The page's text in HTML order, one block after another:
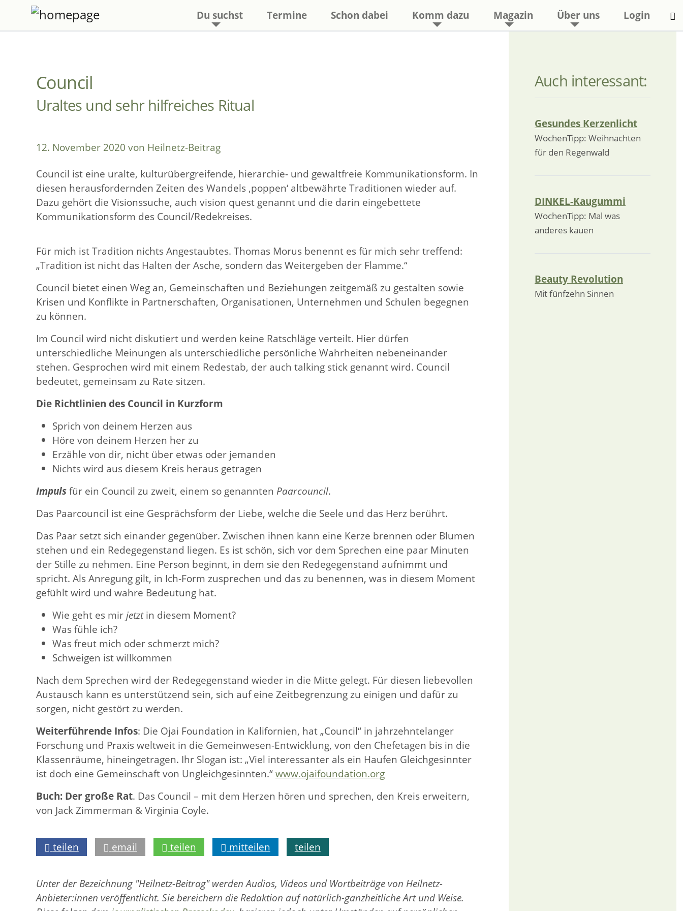
Du suchst Termine Schon dabei Komm dazu Magazin Über uns Login
Council
Uraltes und sehr hilfreiches Ritual
12. November 2020 von Heilnetz-Beitrag
Council ist eine uralte, kulturübergreifende, hierarchie- und gewaltfreie Kommunikationsform. In
diesen herausfordernden Zeiten des Wandels ‚poppen‘ altbewährte Traditionen wieder auf.
Dazu gehört die Visionssuche, auch vision quest genannt und die darin eingebettete
Kommunikationsform des Council/Redekreises.
Für mich ist Tradition nichts Angestaubtes. Thomas Morus benennt es für mich sehr treffend:
„Tradition ist nicht das Halten der Asche, sondern das Weitergeben der Flamme.“
Council bietet einen Weg an, Gemeinschaften und Beziehungen zeitgemäß zu gestalten sowie
Krisen und Konflikte in Partnerschaften, Organisationen, Unternehmen und Schulen begegnen
zu können.
Im Council wird nicht diskutiert und werden keine Ratschläge verteilt. Hier dürfen
unterschiedliche Meinungen als unterschiedliche persönliche Wahrheiten nebeneinander
stehen. Gesprochen wird mit einem Redestab, der auch talking stick genannt wird. Council
bedeutet, gemeinsam zu Rate sitzen.
Die Richtlinien des Council in Kurzform
Sprich von deinem Herzen aus
Höre von deinem Herzen her zu
Erzähle von dir, nicht über etwas oder jemanden
Nichts wird aus diesem Kreis heraus getragen
Impulsfür ein Council zu zweit, einem so genannten Paarcouncil.
Das Paarcouncil ist eine Gesprächsform der Liebe, welche die Seele und das Herz berührt.
Das Paar setzt sich einander gegenüber. Zwischen ihnen kann eine Kerze brennen oder Blumen
stehen und ein Redegegenstand liegen. Es ist schön, sich vor dem Sprechen eine paar Minuten
der Stille zu nehmen. Eine Person beginnt, in dem sie den Redegegenstand aufnimmt und
spricht. Als Anregung gilt, in Ich-Form zusprechen und das zu benennen, was in diesem Moment
gefühlt wird und wahre Bedeutung hat.
Wie geht es mirjetztin diesem Moment?
Was fühle ich?
Was freut mich oder schmerzt mich?
Schweigen ist willkommen
Nach dem Sprechen wird der Redegegenstand wieder in die Mitte gelegt. Für diesen liebevollen
Austausch kann es unterstützend sein, sich auf eine Zeitbegrenzung zu einigen und dafür zu
sorgen, nicht gestört zu werden.
Weiterführende Infos: Die Ojai Foundation in Kalifornien, hat „Council“ in jahrzehntelanger
Forschung und Praxis weltweit in die Gemeinwesen-Entwicklung, von den Chefetagen bis in die
Klassenräume, hineingetragen. Ihr Slogan ist: „Viel interessanter als ein Haufen Gleichgesinnter
ist doch eine Gemeinschaft von Ungleichgesinnten.“www.ojaifoundation.org
Buch: Der große Rat. Das Council – mit dem Herzen hören und sprechen, den Kreis erweitern,
von Jack Zimmerman & Virginia Coyle.
teilen email teilen mitteilen teilen
Unter der Bezeichnung "Heilnetz-Beitrag" werden Audios, Videos und Wortbeiträge von Heilnetz-
Anbieter:innen veröffentlicht. Sie bereichern die Redaktion auf natürlich-ganzheitliche Art und Weise.
Auch interessant:
Gesundes Kerzenlicht
WochenTipp: Weihnachten
für den Regenwald
DINKEL-Kaugummi
WochenTipp: Mal was
anderes kauen
Beauty Revolution
Mit fünfzehn Sinnen